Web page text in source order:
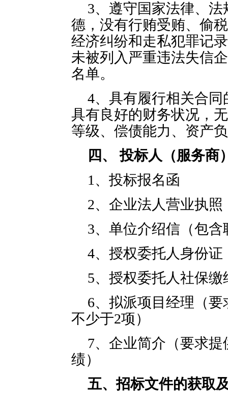
3、遵守国家法律、
德，没有行贿受贿、偷
经济纠纷和走私犯罪记
未被列入严重违法失信
名单。
4、具有履行相关合
具有良好的财务状况，
等级、偿债能力、资产
四、 投标人（服务商
1、投标报名函
2、企业法人营业执照
3、单位介绍信（包
4、授权委托人身份证
5、授权委托人社保缴
6、拟派项目经理（
不少于2项）
7、企业简介（要求
绩）
五、招标文件的获取